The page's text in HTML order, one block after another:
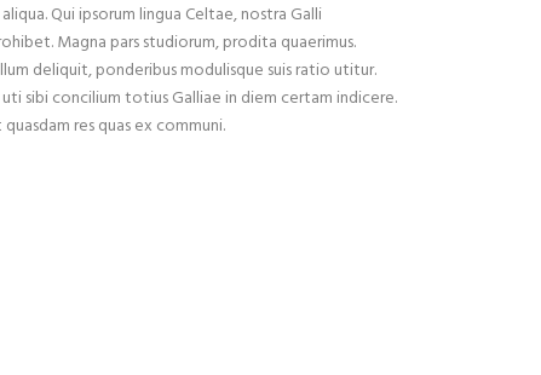
Qui ipsorum lingua Celtae, nostra Galli
Magna pars studiorum, prodita quaerimus.
deliquit, ponderibus modulisque suis ratio utitur.
sibi concilium totius Galliae in diem certam indicere.
res quas ex communi.